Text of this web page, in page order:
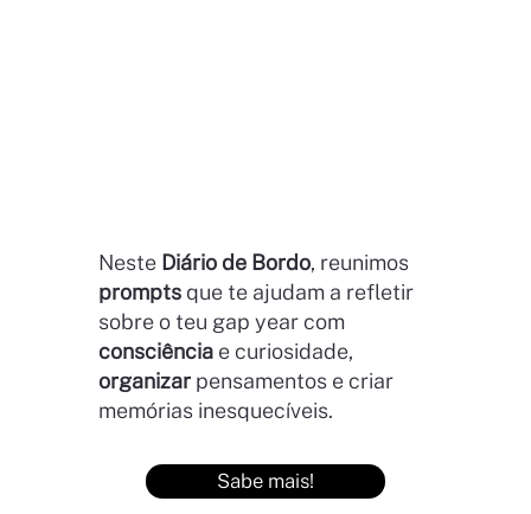
Neste Diário de Bordo, reunimos
prompts que te ajudam a refletir
sobre o teu gap year com
consciência e curiosidade,
organizar pensamentos e criar
memórias inesquecíveis.
Sabe mais!